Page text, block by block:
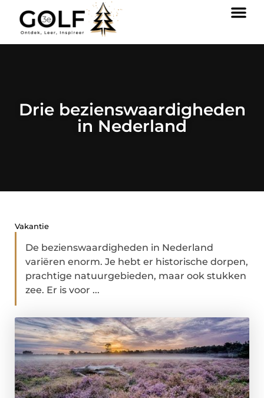
Drie bezienswaardigheden
in Nederland
Vakantie
De bezienswaardigheden in Nederland
variëren enorm. Je hebt er historische dorpen,
prachtige natuurgebieden, maar ook stukken
zee. Er is voor ...